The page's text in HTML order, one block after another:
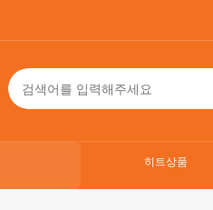
히트상품